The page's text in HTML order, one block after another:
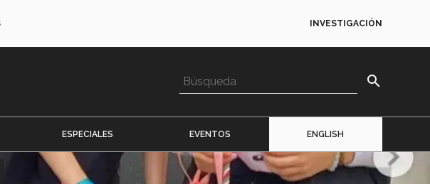
INVESTIGACIÓN
search
ESPECIALES EVENTOS ENGLISH